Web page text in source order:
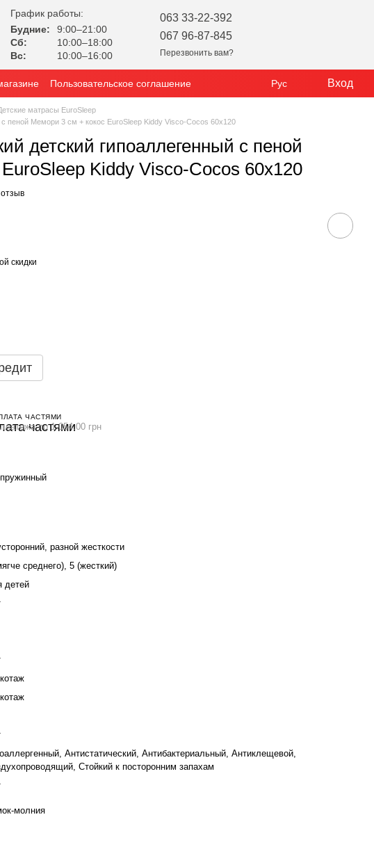
График работы:
Будние:
9:00–21:00
Сб:
10:00–18:00
Вс:
10:00–16:00
063 33-22-392
067 96-87-845
Перезвонить вам?
Пользовательское соглашение
Рус Вход
матрасы EuroSleep
пеной Мемори 3 см + кокос EuroSleep Kiddy Visco-Cocos 60x120
детский гипоаллегенный с пеной
Kiddy Visco-Cocos 60x120
скидки
ЧАСТЯМИ
по 1 054.00 грн
разной жесткости
среднего), 5 (жесткий)
детей
Антистатический, Антибактериальный, Антиклещевой,
Стойкий к посторонним запахам
молния